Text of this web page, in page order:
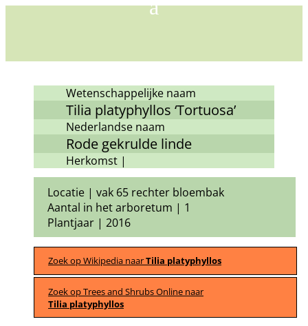
Wetenschappelijke naam
Tilia platyphyllos ‘Tortuosa’
Nederlandse naam
Rode gekrulde linde
Herkomst |
Locatie | vak 65 rechter bloembak
Aantal in het arboretum | 1
Plantjaar | 2016
Zoek op Wikipedia naarTilia platyphyllos
Zoek op Trees and Shrubs Online naar
Tilia platyphyllos